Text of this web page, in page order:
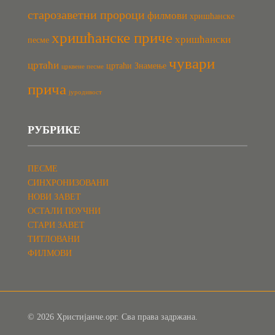
старозаветни пророци филмови хришћанске
песме хришћанске приче хришћански
цртаћи црквене песме цртаћи Знамење чувари
прича јуродивост
РУБРИКЕ
ПЕСМЕ
СИНХРОНИЗОВАНИ
НОВИ ЗАВЕТ
ОСТАЛИ ПОУЧНИ
СТАРИ ЗАВЕТ
ТИТЛОВАНИ
ФИЛМОВИ
© 2026 Христијанче.орг. Сва права задржана.